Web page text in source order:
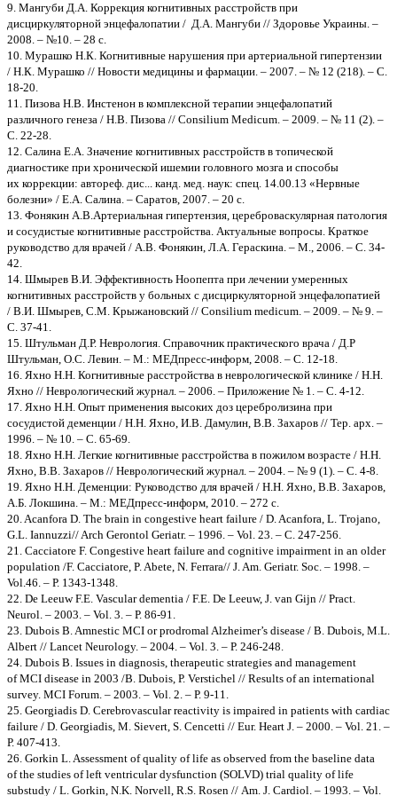
9. Мангуби Д.А. Коррекция когнитивных расстройств при
дисциркуляторной энцефалопатии / Д.А. Мангуби // Здоровье Украины. –
2008. – №10. – 28 с.
10. Мурашко Н.К. Когнитивные нарушения при артериальной гипертензии
/ Н.К. Мурашко // Новости медицины и фармации. – 2007. – № 12 (218). – С.
18-20.
11. Пизова Н.В. Инстенон в комплексной терапии энцефалопатий
различного генеза / Н.В. Пизова // Consilium Medicum. – 2009. – № 11 (2). –
С. 22-28.
12. Салина Е.А. Значение когнитивных расстройств в топической
диагностике при хронической ишемии головного мозга и способы
их коррекции: автореф. дис... канд. мед. наук: спец. 14.00.13 «Нервные
болезни» / Е.А. Салина. – Саратов, 2007. – 20 с.
13. Фонякин А.В.Артериальная гипертензия, цереброваскулярная патология
и сосудистые когнитивные расстройства. Актуальные вопросы. Краткое
руководство для врачей / А.В. Фонякин, Л.А. Гераскина. – М., 2006. – С. 34-
42.
14. Шмырев В.И. Эффективность Ноопепта при лечении умеренных
когнитивных расстройств у больных с дисциркуляторной энцефалопатией
/ В.И. Шмырев, С.М. Крыжановский // Consilium medicum. – 2009. – № 9. –
С. 37-41.
15. Штульман Д.Р. Неврология. Справочник практического врача / Д.Р
Штульман, О.С. Левин. – М.: МЕДпресс-информ, 2008. – С. 12-18.
16. Яхно Н.Н. Когнитивные расстройства в неврологической клинике / Н.Н.
Яхно // Неврологический журнал. – 2006. – Приложение № 1. – С. 4-12.
17. Яхно Н.Н. Опыт применения высоких доз церебролизина при
сосудистой деменции / Н.Н. Яхно, И.В. Дамулин, В.В. Захаров // Тер. арх. –
1996. – № 10. – С. 65-69.
18. Яхно Н.Н. Легкие когнитивные расстройства в пожилом возрасте / Н.Н.
Яхно, В.В. Захаров // Неврологический журнал. – 2004. – № 9 (1). – С. 4-8.
19. Яхно Н.Н. Деменции: Руководство для врачей / Н.Н. Яхно, В.В. Захаров,
А.Б. Локшина. – М.: МЕДпресс-информ, 2010. – 272 с.
20. Acanfora D. The brain in congestive heart failure / D. Acanfora, L. Trojano,
G.L. Iannuzzi// Arch Gerontol Geriatr. – 1996. – Vol. 23. – С. 247-256.
21. Cacciatore F. Congestive heart failure and cognitive impairment in an older
population /F. Cacciatore, P. Abete, N. Ferrara// J. Am. Geriatr. Soc. – 1998. –
Vol.46. – Р. 1343-1348.
22. De Leeuw F.E. Vascular dementia / F.E. De Leeuw, J. van Gijn // Pract.
Neurol. – 2003. – Vol. 3. – Р. 86-91.
23. Dubois B. Amnestic MCI or prodromal Alzheimer’s disease / В. Dubois, М.L.
Albert // Lancet Neurology. – 2004. – Vol. 3. – Р. 246-248.
24. Dubois B. Issues in diagnosis, therapeutic strategies and management
of MCI disease in 2003 /В. Dubois, Р. Verstichel // Results of an international
survey. MCI Forum. – 2003. – Vol. 2. – Р. 9-11.
25. Georgiadis D. Cerebrovascular reactivity is impaired in patients with cardiac
failure / D. Georgiadis, M. Sievert, S. Cencetti // Eur. Heart J. – 2000. – Vol. 21. –
Р. 407-413.
26. Gorkin L. Assessment of quality of life as observed from the baseline data
of the studies of left ventricular dysfunction (SOLVD) trial quality of life
substudy / L. Gorkin, N.K. Norvell, R.S. Rosen // Am. J. Cardiol. – 1993. – Vol.